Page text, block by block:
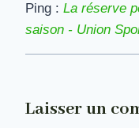
Ping : La réserve
saison - Union
Laisser un